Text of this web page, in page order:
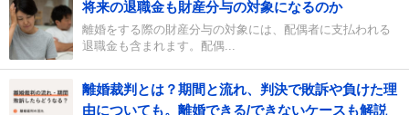
将来の退職金も財産分与の対象になるのか
離婚をする際の財産分与の対象には、配偶者に支払われる
退職金も含まれます。配偶...
離婚裁判とは？期間と流れ、判決で敗訴や負けた理
由についても。離婚できる/できないケースも解説